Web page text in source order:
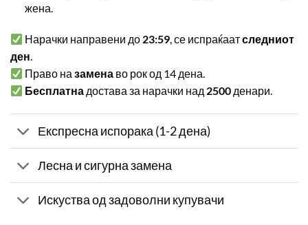
жена.
Нарачки направени до 23:59, се испраќаатследниот
ден.
Право назамена во рок од 14 дена.
Бесплатна достава за нарачки над 2500 денари.
Експресна испорака (1-2 дена)
Лесна и сигурна замена
Искуства од задоволни купувачи